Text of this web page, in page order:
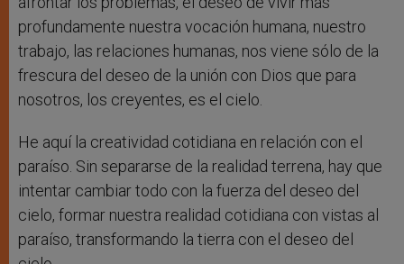
profundamente nuestra vocación humana, nuestro
trabajo, las relaciones humanas, nos viene sólo de la
frescura del deseo de la unión con Dios que para
nosotros, los creyentes, es el cielo.
He aquí la creatividad cotidiana en relación con el
paraíso. Sin separarse de la realidad terrena, hay que
intentar cambiar todo con la fuerza del deseo del
cielo, formar nuestra realidad cotidiana con vistas al
paraíso, transformando la tierra con el deseo del